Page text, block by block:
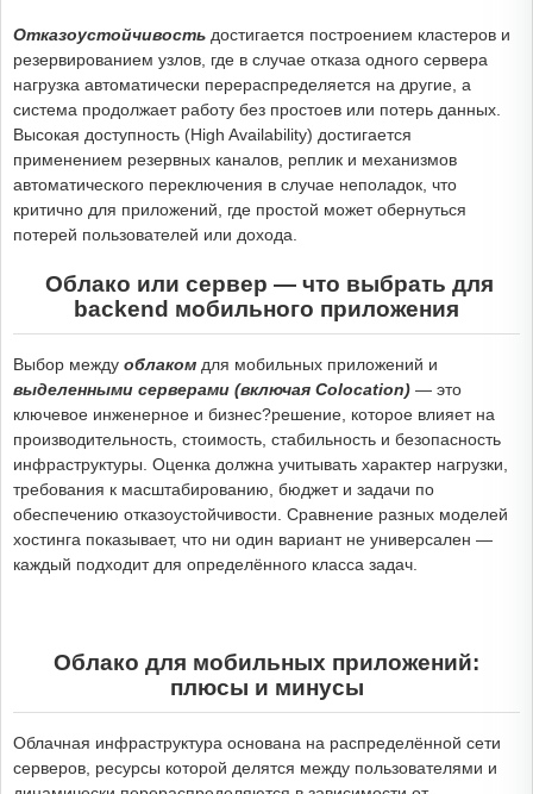
Отказоустойчивость достигается построением кластеров и
резервированием узлов, где в случае отказа одного сервера
нагрузка автоматически перераспределяется на другие, а
система продолжает работу без простоев или потерь данных.
Высокая доступность (High Availability) достигается
применением резервных каналов, реплик и механизмов
автоматического переключения в случае неполадок, что
критично для приложений, где простой может обернуться
потерей пользователей или дохода.
Облако или сервер — что выбрать для
backend мобильного приложения
Выбор между облаком для мобильных приложений и
выделенными серверами (включая Colocation) — это
ключевое инженерное и бизнес?решение, которое влияет на
производительность, стоимость, стабильность и безопасность
инфраструктуры. Оценка должна учитывать характер нагрузки,
требования к масштабированию, бюджет и задачи по
обеспечению отказоустойчивости. Сравнение разных моделей
хостинга показывает, что ни один вариант не универсален —
каждый подходит для определённого класса задач.
Облако для мобильных приложений:
плюсы и минусы
Облачная инфраструктура основана на распределённой сети
серверов, ресурсы которой делятся между пользователями и